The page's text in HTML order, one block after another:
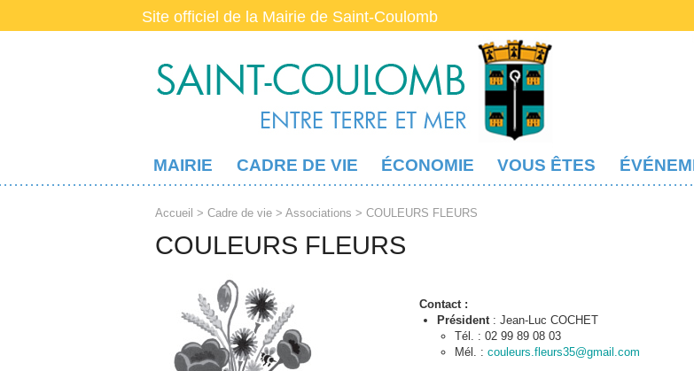
Site officiel de la Mairie de Saint-Coulomb
MAIRIE CADRE DE VIE ÉCONOMIE VOUS ÊTES
Accueil > Cadre de vie > Associations > COULEURS FLEURS
COULEURS FLEURS
Contact :
Président : Jean-Luc COCHET
Tél. : 02 99 89 08 03
Mél. :couleurs.fleurs35@gmail.com